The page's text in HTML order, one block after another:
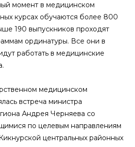
момент в медицинском
курсах обучаются более 800
190 выпускников проходят
ординатуры. Все они в
работать в медицинские
медицинском
встреча министра
Андрея Черняева со
по целевым направлениям
центральных районных